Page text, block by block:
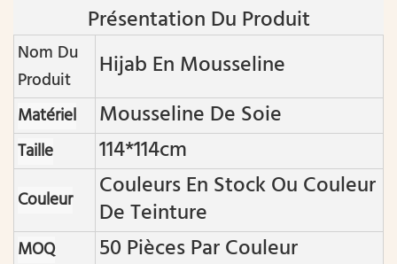
Présentation Du Produit
Nom Du
Produit
Hijab En Mousseline
Matériel Mousseline De Soie
Taille 114*114cm
Couleur
Couleurs En Stock Ou Couleur
De Teinture
MOQ 50 Pièces Par Couleur